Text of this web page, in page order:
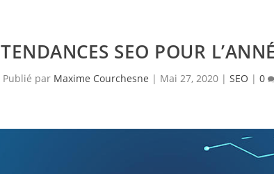
TENDANCES SEO POUR
Publié par Maxime Courchesne | Mai 27, 2020 |SEO |0